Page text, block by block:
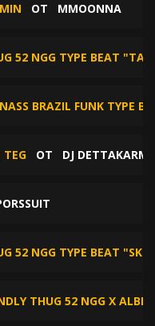
ОТ MMOONNA
52 NGG TYPE BEAT
BRAZIL FUNK TYPE
TEG ОТ DJ
52 NGG TYPE BEAT "SKII"
THUG 52 NGG X